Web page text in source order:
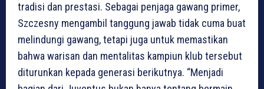
tradisi dan prestasi. Sebagai penjaga gawang primer,
Szczesny mengambil tanggung jawab tidak cuma buat
melindungi gawang, tetapi juga untuk memastikan
bahwa warisan dan mentalitas kampiun klub tersebut
diturunkan kepada generasi berikutnya. “Menjadi